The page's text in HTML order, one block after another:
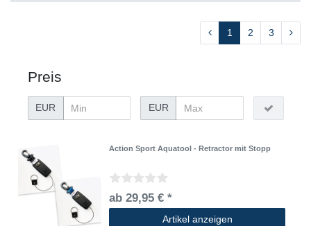
1 2 3
Preis
EUR EUR
Action Sport Aquatool - Retractor mit Stopp
ab 29,95 € *
Artikel anzeigen